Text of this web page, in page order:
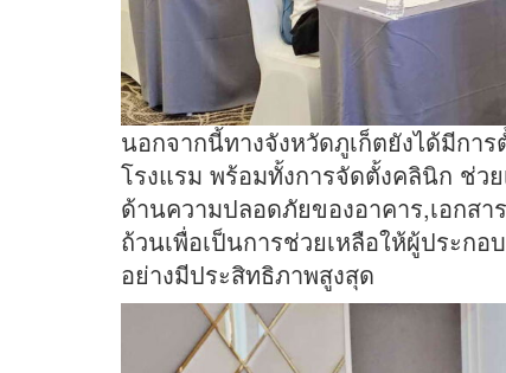
นอกจากนี้ทางจังหวัดภูเก็ตยังได้มีก
โรงแรม พร้อมทั้งการจัดตั้งคลินิก ช่ว
ด้านความปลอดภัยของอาคาร,เอกส
ถ้วนเพื่อเป็นการช่วยเหลือให้ผู้ประก
อย่างมีประสิทธิภาพสูงสุด